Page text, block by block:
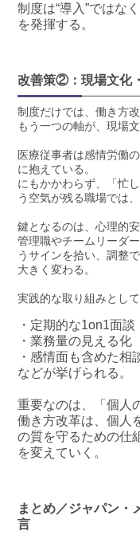
制度は“導入”ではな
を発揮する。
改善策②：現場文化
制度だけでは、働き方
もう一つの軸が、現場
医療従事者は感情労働
に抱えている。
にもかかわらず、「忙
う空気が残る職場では
鍵となるのは、心理的安
管理職やチームリーダ
うサインを拾い、調整
大きく変わる。
実践的な取り組みとして
・定期的な1on1面談
・業務量の見える化
・感情面も含めた相
などが挙げられる。
重要なのは、「個人
働き方改革は、個人
の質を守るための仕
を変えていく。
まとめ／ジャパン・
言